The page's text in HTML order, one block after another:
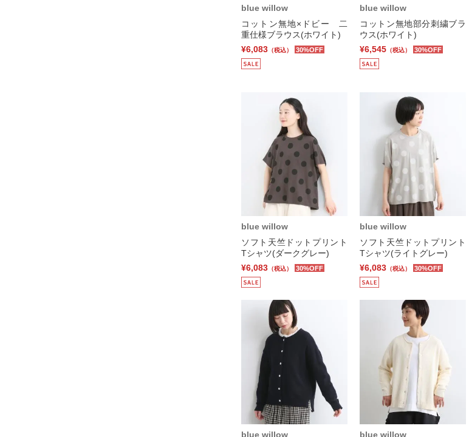
blue willow
コットン無地×ドビー 二
重仕様ブラウス(ホワイト)
¥6,083 （税込） 30%OFF
blue willow
コットン無地部分刺繍ブラ
ウス(ホワイト)
¥6,545 （税込） 30%OFF
blue willow
ソフト天竺ドットプリント
Tシャツ(ダークグレー)
¥6,083 （税込） 30%OFF
blue willow
ソフト天竺ドットプリント
Tシャツ(ライトグレー)
¥6,083 （税込） 30%OFF
blue willow blue willow